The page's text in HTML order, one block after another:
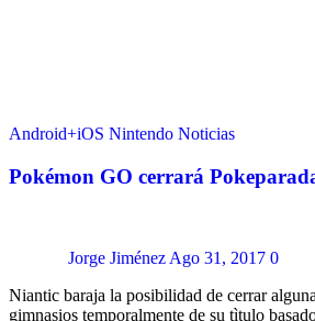
Android+iOS Nintendo Noticias
Pokémon GO cerrará
Jorge JiménezAgo 31, 2017 0
Niantic baraja la posibilidad de cerrar
gimnasios temporalmente de su tìtulo